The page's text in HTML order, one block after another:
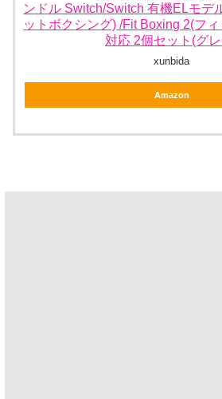
ンドル Switch/Switch 有機ELモデ
ットボクシング) /Fit Boxing 2(フ
対応 2個セット(グ
xunbida
Amazon